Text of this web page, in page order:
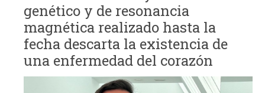
genético y de resonancia
magnética realizado hasta la
fecha descarta la existencia de
una enfermedad del corazón